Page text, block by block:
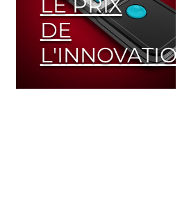
DE
L'INNOVATION
Appareil de mesure